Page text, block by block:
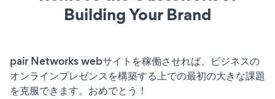
Building Your Brand
pair Networks webサイトを稼働させれば、ビジネスの
オンラインプレゼンスを構築する上での最初の大きな課題
を克服できます。おめでとう！